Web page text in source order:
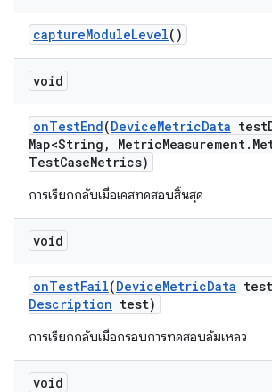
captureModuleLevel()
void
onTestEnd(DeviceMetricData test
Map<String , MetricMeasurement.
TestCaseMetrics)
การเรียกกลับเมื่อเคสทดสอบสิ้นสุด
void
onTestFail(DeviceMetricData test
Description test)
การเรียกกลับเมื่อกรอบการทดสอบล้มเหลว
void